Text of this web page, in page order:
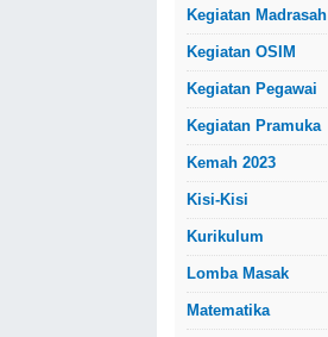
Kegiatan Madrasah
Kegiatan OSIM
Kegiatan Pegawai
Kegiatan Pramuka
Kemah 2023
Kisi-Kisi
Kurikulum
Lomba Masak
Matematika